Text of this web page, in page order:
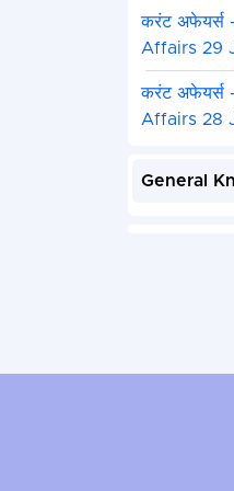
करंट अफेयर्स
Affairs 29
करंट अफेयर्स
Affairs 28
General